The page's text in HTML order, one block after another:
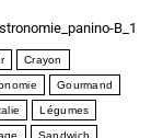
B_1
Crayon
Gourmand
Légumes
Sandwich